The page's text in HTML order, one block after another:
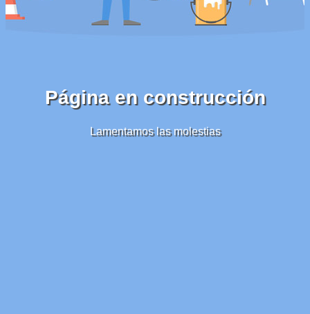
Página en construcción
Lamentamos las molestias